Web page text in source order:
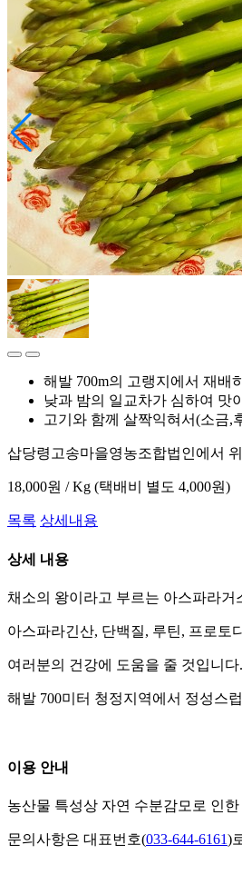
해발 700m의 고랭지에서 재배
낮과 밤의 일교차가 심하여 맛
고기와 함께 살짝익혀서(소금,
삽당령고송마을영농조합법인에서
18,000원 / Kg (택배비 별도 4,000원)
목록 상세내용
상세 내용
채소의 왕이라고 부르는 아스파라거
아스파라긴산, 단백질, 루틴, 프로토
여러분의 건강에 도움을 줄 것입니다.
해발 700미터 청정지역에서 정성스
이용 안내
농산물 특성상 자연 수분감모로 인
문의사항은 대표번호(033-644-6161)